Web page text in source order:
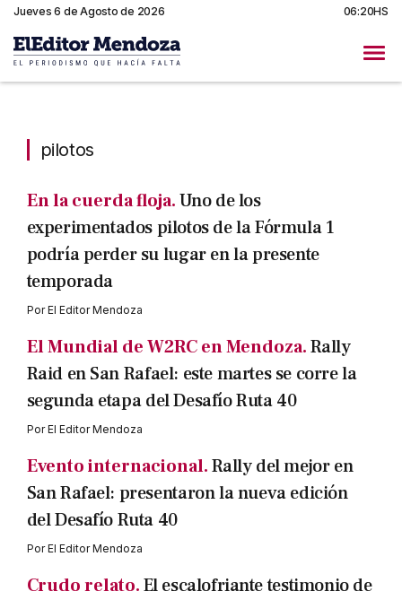
Jueves 6 de Agosto de 2026 06:20HS
pilotos
En la cuerda floja.Uno de los
experimentados pilotos de la Fórmula 1
podría perder su lugar en la presente
temporada
PorEl Editor Mendoza
El Mundial de W2RC en Mendoza.Rally
Raid en San Rafael: este martes se corre la
segunda etapa del Desafío Ruta 40
PorEl Editor Mendoza
Evento internacional.Rally del mejor en
San Rafael: presentaron la nueva edición
del Desafío Ruta 40
PorEl Editor Mendoza
Crudo relato.El escalofriante testimonio de